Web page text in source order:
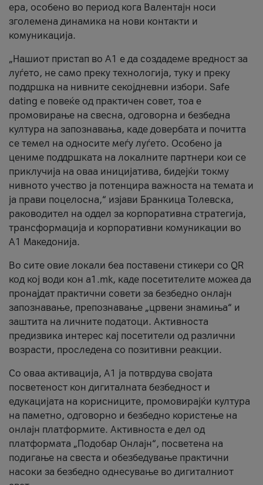
ера, особено во период кога Валентајн носи
зголемена динамика на нови контакти и
комуникација.
„Нашиот пристап во А1 е да создадеме вредност за
луѓето, не само преку технологија, туку и преку
поддршка на нивните секојдневни избори. Safe
dating е повеќе од практичен совет, тоа е
промовирање на свесна, одговорна и безбедна
култура на запознавања, каде довербата и почитта
се темел на односите меѓу луѓето. Особено ја
цениме поддршката на локалните партнери кои се
приклучија на оваа иницијатива, бидејќи токму
нивното учество ја потенцира важноста на темата и
ја прави поцелосна,“ изјави Бранкица Толевска,
раководител на оддел за корпоративна стратегија,
трансформација и корпоративни комуникации во
А1 Македонија.
Во сите овие локали беа поставени стикери со QR
код кој води кон a1.mk, каде посетителите можеа да
пронајдат практични совети за безбедно онлајн
запознавање, препознавање „црвени знамиња“ и
заштита на личните податоци. Активноста
предизвика интерес кај посетители од различни
возрасти, проследена со позитивни реакции.
Со оваа активација, А1 ја потврдува својата
посветеност кон дигиталната безбедност и
едукацијата на корисниците, промовирајќи култура
на паметно, одговорно и безбедно користење на
онлајн платформите. Активноста е дел од
платформата „Подобар Онлајн“, посветена на
подигање на свеста и обезбедување практични
насоки за безбедно однесување во дигиталниот